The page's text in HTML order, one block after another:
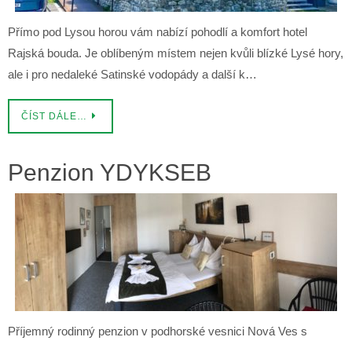
Přímo pod Lysou horou vám nabízí pohodlí a komfort hotel
Rajská bouda. Je oblíbeným místem nejen kvůli blízké Lysé hory,
ale i pro nedaleké Satinské vodopády a další k…
ČÍST DÁLE…
Penzion YDYKSEB
Příjemný rodinný penzion v podhorské vesnici Nová Ves s